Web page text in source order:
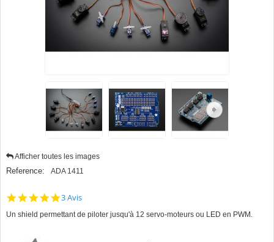
Afficher toutes les images
Reference: ADA 1411
5.0
rating
3 Avis
Un shield permettant de piloter jusqu'à 12 servo-moteurs ou LED en PWM.